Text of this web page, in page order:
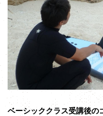
ベーシッククラス受講後の